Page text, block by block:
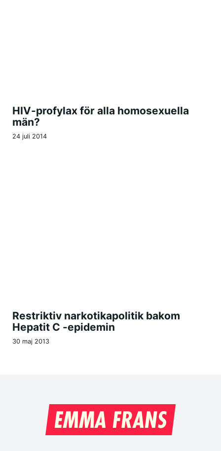
HIV-profylax för alla homosexuella
män?
24 juli 2014
Restriktiv narkotikapolitik bakom
Hepatit C -epidemin
30 maj 2013